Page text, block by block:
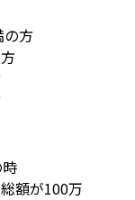
の方
額が100万